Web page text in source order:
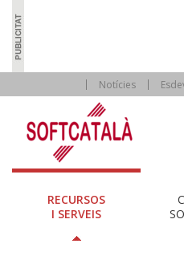
Notícies
RECURSOS
I SERVEIS